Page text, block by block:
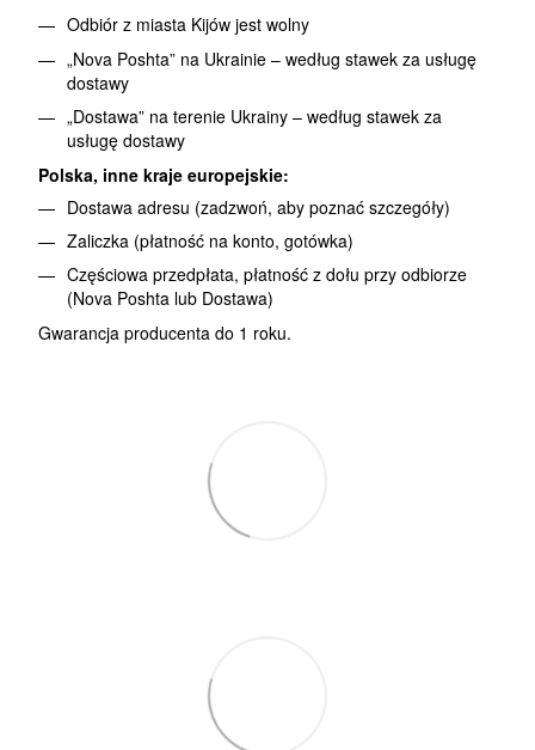
Odbiór z miasta Kijów jest wolny
„Nova Poshta” na Ukrainie – według stawek za usługę
dostawy
„Dostawa” na terenie Ukrainy – według stawek za
usługę dostawy
Polska, inne kraje europejskie:
Dostawa adresu (zadzwoń, aby poznać szczegóły)
Zaliczka (płatność na konto, gotówka)
Częściowa przedpłata, płatność z dołu przy odbiorze
(Nova Poshta lub Dostawa)
Gwarancja producenta do 1 roku.